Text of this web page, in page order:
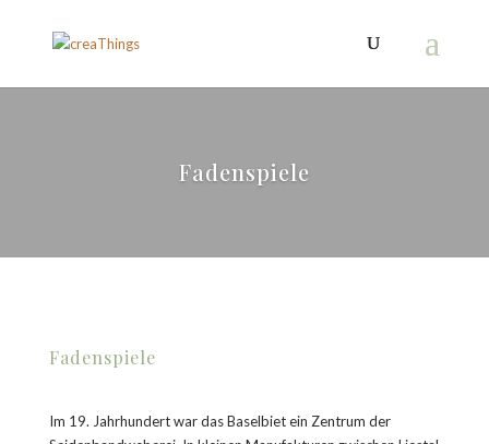
Fadenspiele
Fadenspiele
Im 19. Jahrhundert war das Baselbiet ein Zentrum der